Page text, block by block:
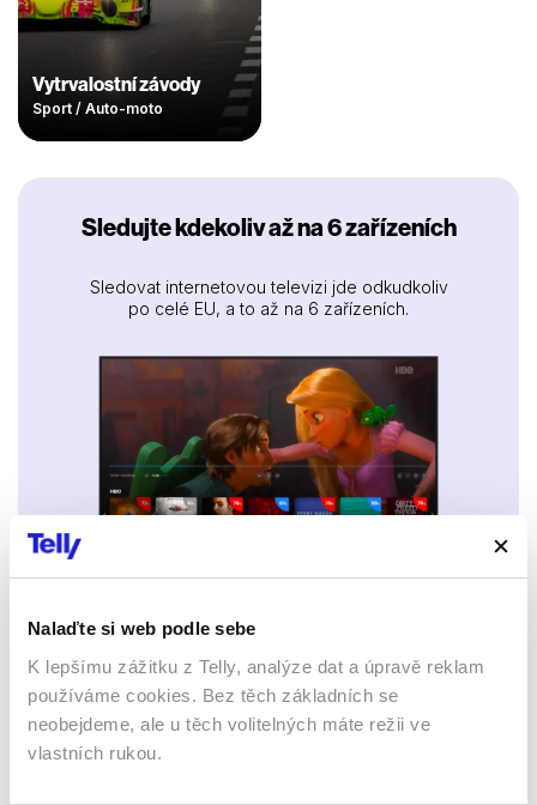
Nalaďte si web podle sebe
K lepšímu zážitku z Telly, analýze dat a úpravě reklam
používáme cookies. Bez těch základních se
neobejdeme, ale u těch volitelných máte režii ve
vlastních rukou.
Vytrvalostní závody
Sport / Auto-moto
Sledujte kdekoliv až na 6 zařízeních
Sledovat internetovou televizi jde odkudkoliv
po celé EU, a to až na 6 zařízeních.